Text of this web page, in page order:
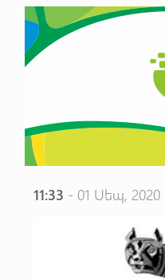
11:33 - 01 Սեպ, 2020